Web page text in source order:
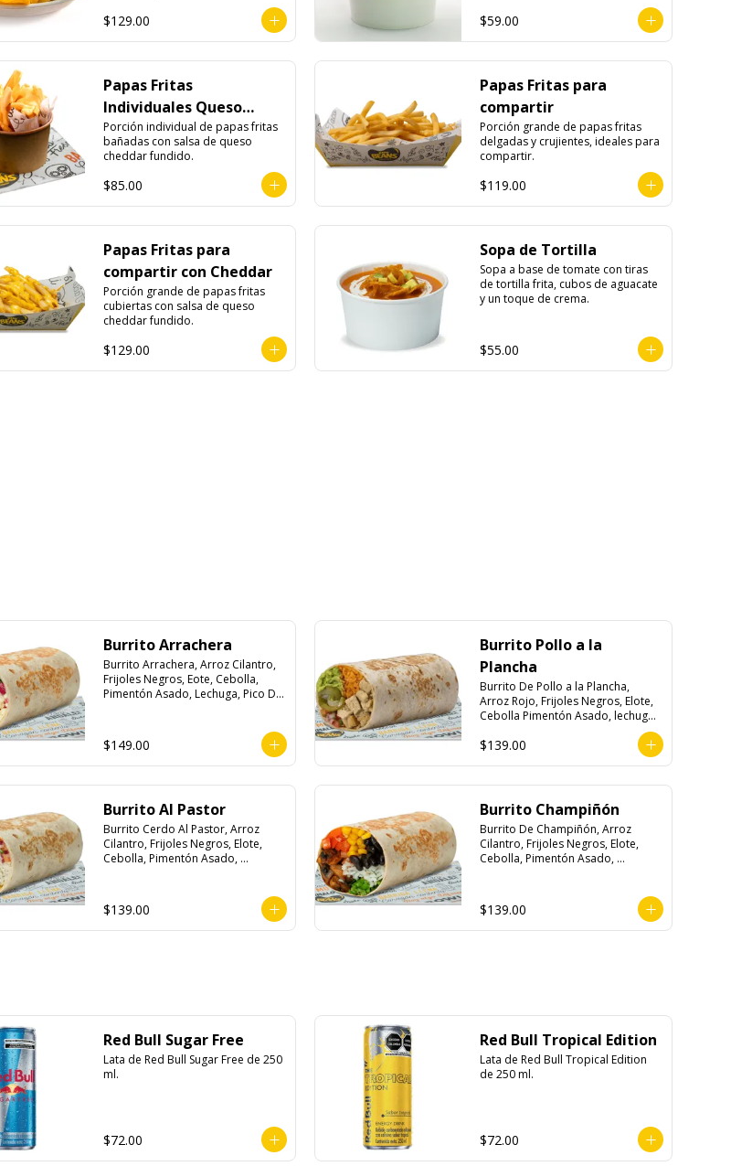
$129.00 $59.00
Papas Fritas
Individuales Queso
Cheddar
Porción individual de papas fritas
bañadas con salsa de queso
cheddar fundido.
$85.00
Papas Fritas para
compartir
Porción grande de papas fritas
delgadas y crujientes, ideales para
compartir.
$119.00
Papas Fritas para
compartir con Cheddar
Porción grande de papas fritas
cubiertas con salsa de queso
cheddar fundido.
$129.00
Sopa de Tortilla
Sopa a base de tomate con tiras
de tortilla frita, cubos de aguacate
y un toque de crema.
$55.00
Burrito Arrachera
Burrito Arrachera, Arroz Cilantro,
Frijoles Negros, Eote, Cebolla,
Pimentón Asado, Lechuga, Pico De
$149.00
Burrito Pollo a la
Plancha
Burrito De Pollo a la Plancha,
Arroz Rojo, Frijoles Negros, Elote,
Cebolla Pimentón Asado, lechuga,
Crema Ácida.
$139.00
Burrito Al Pastor
Burrito Cerdo Al Pastor, Arroz
Cilantro, Frijoles Negros, Elote,
Cebolla, Pimentón Asado,
$139.00
Burrito Champiñón
Burrito De Champiñón, Arroz
Cilantro, Frijoles Negros, Elote,
Cebolla, Pimentón Asado,
$139.00
Red Bull Sugar Free
Lata de Red Bull Sugar Free de 250
ml.
$72.00
Red Bull Tropical Edition
Lata de Red Bull Tropical Edition
de 250 ml.
$72.00